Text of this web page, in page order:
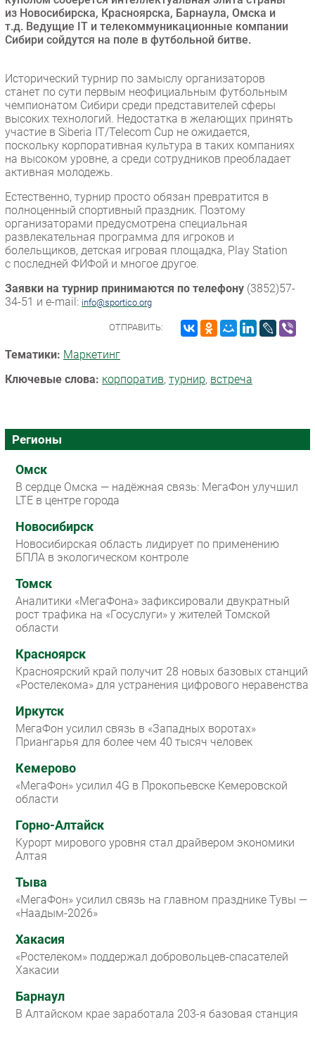
Маркетинг
Торговые сети
Оборудование
Outsourcing
Кадры
Регулирование
Финансы
Web
Инновации
CIO/Управление ИТ
Гаджеты
Здоровье
РАЗДЕЛЫ
Аналитика
IT класс
Тестовый стенд
Каталог компаний
из Новосибирска, Красноярска, Барнаула, Омска и
т.д. Ведущие IT и телекоммуникационные компании
Сибири сойдутся на поле в футбольной битве.
Исторический турнир по замыслу организаторов
станет по сути первым неофициальным футбольным
чемпионатом Сибири среди представителей сферы
высоких технологий. Недостатка в желающих принять
участие в Siberiа IT/Telecom Cup не ожидается,
поскольку корпоративная культура в таких компаниях
на высоком уровне, а среди сотрудников преобладает
активная молодежь.
Естественно, турнир просто обязан превратится в
полноценный спортивный праздник. Поэтому
организаторами предусмотрена специальная
развлекательная программа для игроков и
болельщиков, детская игровая площадка, Play Station
с последней ФИФой и многое другое.
Заявки на турнир принимаются по телефону (3852)57-
34-51 и e-mail: info@sportico.org
ОТПРАВИТЬ:
Тематики: Маркетинг
Ключевые слова: корпоратив, турнир, встреча
Регионы
Омск
В сердце Омска — надёжная связь: МегаФон улучшил
LTE в центре города
Новосибирск
Новосибирская область лидирует по применению
БПЛА в экологическом контроле
Томск
Аналитики «МегаФона» зафиксировали двукратный
рост трафика на «Госуслуги» у жителей Томской
области
Красноярск
Красноярский край получит 28 новых базовых станций
«Ростелекома» для устранения цифрового неравенства
Иркутск
МегаФон усилил связь в «Западных воротах»
Приангарья для более чем 40 тысяч человек
Кемерово
«МегаФон» усилил 4G в Прокопьевске Кемеровской
области
Горно-Алтайск
Курорт мирового уровня стал драйвером экономики
Алтая
Тыва
«МегаФон» усилил связь на главном празднике Тувы —
«Наадым-2026»
Хакасия
«Ростелеком» поддержал добровольцев-спасателей
Хакасии
Барнаул
В Алтайском крае заработала 203-я базовая станция